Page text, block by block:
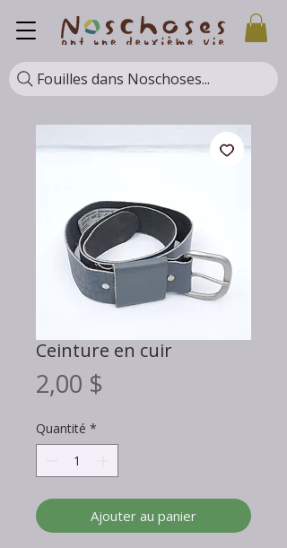
Fouilles dans Noschoses...
Ceinture en cuir
2,00 $
Quantité *
Ajouter au panier